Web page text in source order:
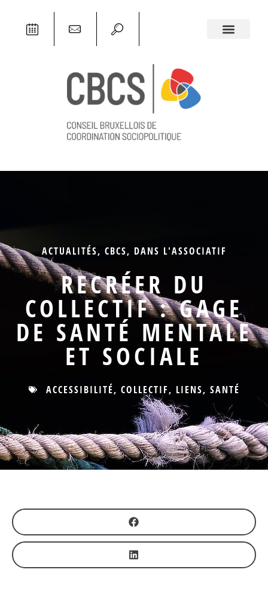
ACTUALITÉS, CBCS, DANS L'ASSOCIATIF
RECRÉER DU
COLLECTIF : GAGE
DE SANTÉ MENTALE
ET SOCIALE
ACCESSIBILITÉ, COLLECTIF, LIENS, SANTÉ